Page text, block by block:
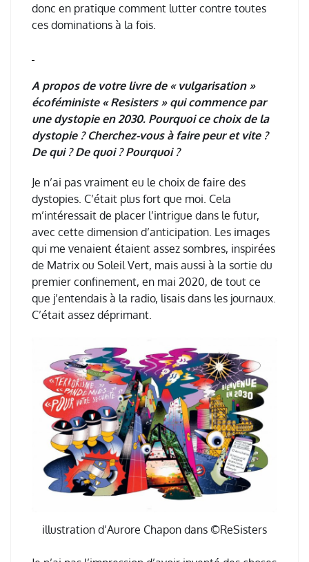
donc en pratique comment lutter contre toutes
ces dominations à la fois.
A propos de votre livre de « vulgarisation »
écoféministe « Resisters » qui commence par
une dystopie en 2030. Pourquoi ce choix de la
dystopie ? Cherchez-vous à faire peur et vite ?
De qui ? De quoi ? Pourquoi ?
Je n’ai pas vraiment eu le choix de faire des
dystopies. C’était plus fort que moi. Cela
m’intéressait de placer l’intrigue dans le futur,
avec cette dimension d’anticipation. Les images
qui me venaient étaient assez sombres, inspirées
de Matrix ou Soleil Vert, mais aussi à la sortie du
premier confinement, en mai 2020, de tout ce
que j’entendais à la radio, lisais dans les journaux.
C’était assez déprimant.
illustration d’Aurore Chapon dans ©ReSisters